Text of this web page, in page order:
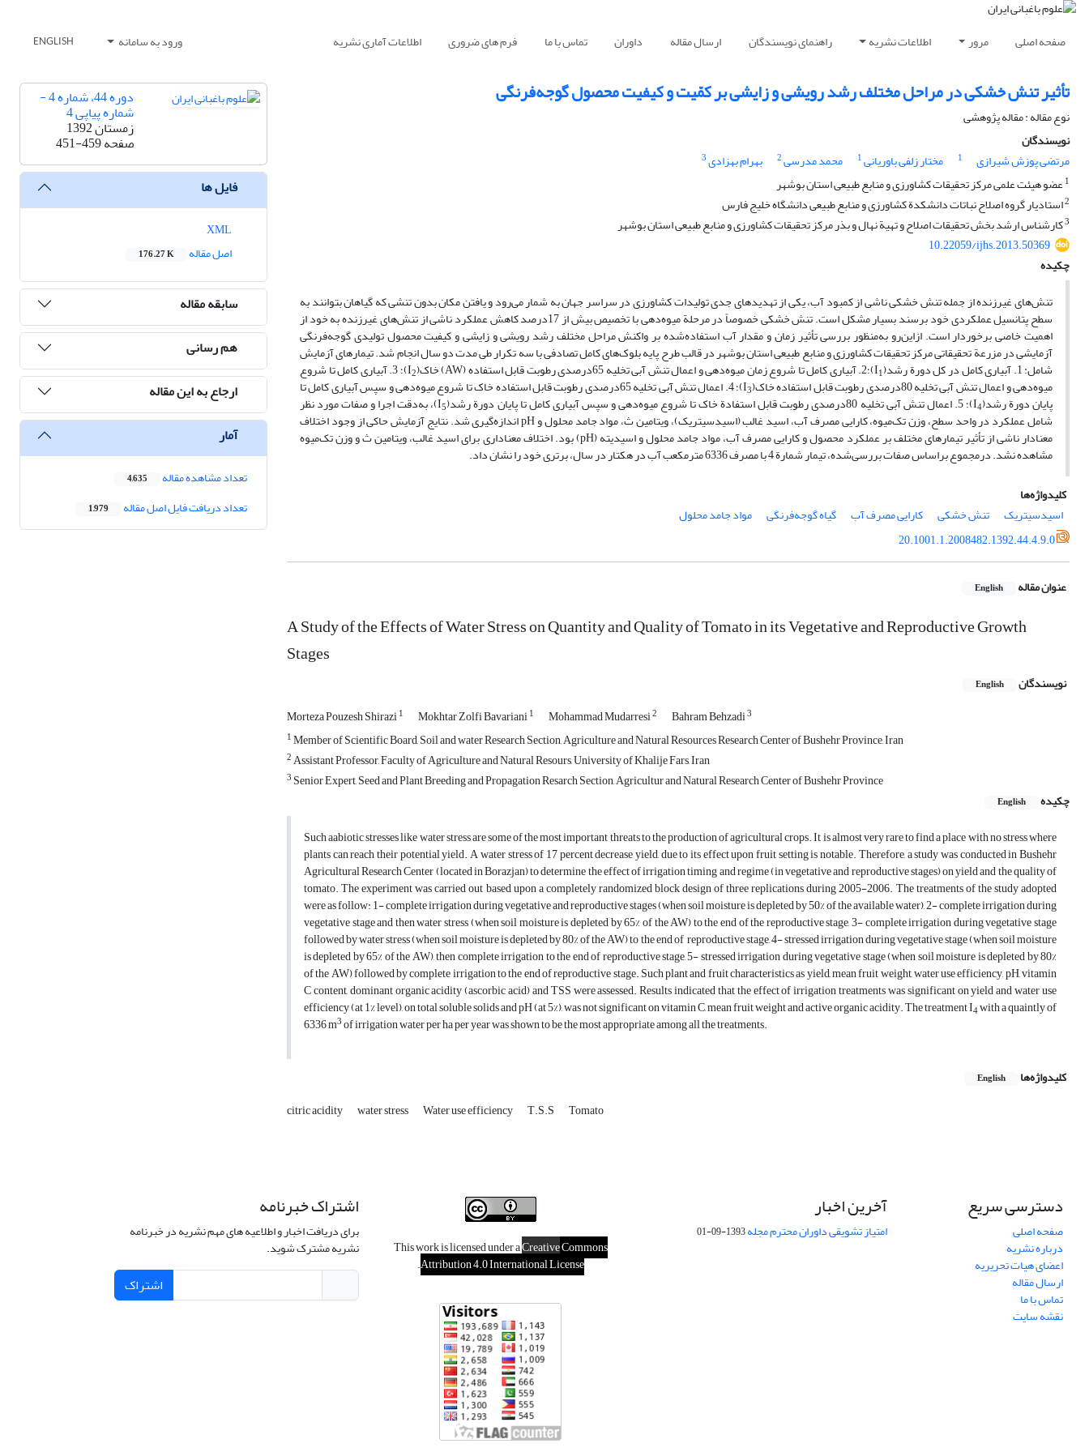
صفحه اصلی مرور اطلاعات نشریه راهنمای نویسندگان ارسال مقاله داوران تماس با ما فرم های ضروری اطلاعات آماری نشریه ورود به سامانه ENGLISH
تأثیر تنش خشکی در مراحل مختلف رشد رویشی و زایشی بر کمّیت و کیفیت محصول گوجه‌فرنگی
نوع مقاله : مقاله پژوهشی
نویسندگان
مرتضی پوزش شیرازی
1 مختار زلفی باوریانی1 محمد مدرسی2 بهرام بهزادی3
1عضو هیئت علمی مرکز تحقیقات کشاورزی و منابع طبیعی استان بوشهر
2استادیار گروه اصلاح نباتات دانشکدة کشاورزی و منابع طبیعی دانشگاه خلیج فارس
3کارشناس ارشد بخش تحقیقات اصلاح و تهیة نهال و بذر مرکز تحقیقات کشاورزی و منابع طبیعی استان بوشهر
10.22059/ijhs.2013.50369
چکیده
تنش‌های غیرزنده از جمله تنش خشکی ناشی از کمبود آب، یکی از تهدیدهای جدی تولیدات کشاورزی در سراسر جهان به شمار می‌رود و یافتن مکان بدون تنشی که گیاهان بتوانند به
سطح پتانسیل عملکردی خود برسند بسیار مشکل است. تنش خشکی خصوصاً در مرحلة میوه‌دهی با تخصیص بیش از 17درصد کاهش عملکرد ناشی از تنش‌های غیرزنده به خود از
اهمیت خاصی برخوردار است. از‌این‌رو به‌منظور بررسی تأثیر زمان و مقدار آب استفاده‌شده بر واکنش مراحل مختلف رشد رویشی و زایشی و کیفیت محصول تولیدی گوجه‌فرنگی
آزمایشی در مزرعة تحقیقاتی مرکز تحقیقات کشاورزی و منابع طبیعی استان بوشهر در قالب طرح پایه ‌بلوک‌های کامل تصادفی با سه تکرار طی مدت دو سال انجام شد. تیمارهای آزمایش
شامل: 1. آبیاری کامل در کل دورة رشد(I 1 )؛2. آبیاری کامل تا شروع زمان میوه‌دهی و اعمال تنش آبی تخلیه 65‌درصدی رطوبت قابل استفاده (AW) خاک(I 2 )؛ 3. آبیاری کامل تا شروع
میوه‌دهی و اعمال تنش آبی تخلیه 80‌درصدی رطوبت قابل استفاده خاک(I 3 )؛ 4. اعمال تنش آبی تخلیه 65‌درصدی رطوبت قابل استفاده خاک تا شروع میوه‌دهی و سپس آبیاری کامل تا
پایان دورة رشد(I4 )؛ 5. اعمال تنش آبی تخلیه 80‌درصدی رطوبت قابل استفادة خاک تا شروع میوه‌دهی و سپس آبیاری کامل تا پایان دورة رشد(I 5 )، به‌دقت اجرا و صفات مورد نظر
شامل عملکرد در واحد سطح، وزن تک‌میوه، کارایی مصرف آب، اسید غالب (اسید‌سیتریک)، ویتامین ث، مواد جامد محلول و pH اندازه‌گیری ‌شد. نتایج آزمایش حاکی از وجود اختلاف
معنادار ناشی از تأثیر تیمارهای مختلف بر عملکرد محصول و کارایی مصرف آب، مواد جامد محلول و اسیدیته (pH) بود. اختلاف معناداری برای اسید غالب، ویتامین ث و وزن تک‌میوه
مشاهده نشد. درمجموع براساس صفات بررسی‌‌شده، تیمار شمارة 4 با مصرف 6336 متر‌مکعب آب در هکتار در سال، برتری خود را نشان داد.
کلیدواژه‌ها
اسید‌سیتریک
تنش خشکی کارایی مصرف آب گیاه گوجه‌فرنگی
مواد جامد محلول
20.1001.1.2008482.1392.44.4.9.0
عنوان مقاله English
A Study of the Effects of Water Stress on Quantity and Quality of Tomato in its Vegetative and Reproductive Growth
Stages
نویسندگان English
Morteza Pouzesh Shirazi1 Mokhtar Zolfi Bavariani1 Mohammad Mudarresi2 Bahram Behzadi3
1Member of Scientific Board, Soil and water Research Section, Agriculture and Natural Resources Research Center of Bushehr Province, Iran
2Assistant Professor, Faculty of Agriculture and Natural Resours, University of Khalije Fars, Iran
3 Senior Expert, Seed and Plant Breeding and Propagation Resarch Section, Agricultur and Natural Research Center of Bushehr Province
چکیده
English
Such aabiotic stresses like water stress are some of the most important threats to the production of agricultural crops. It is almost very rare to find a place with no stress where
plants can reach their potential yield. A water stress of 17 percent decrease yield, due to its effect upon fruit setting is notable. Therefore, a study was conducted in Bushehr
Agricultural Research Center (located in Borazjan) to determine the effect of irrigation timing and regime (in vegetative and reproductive stages) on yield and the quality of
tomato. The experiment was carried out based upon a completely randomized block design of three replications during 2005-2006. The treatments of the study adopted
were as follow: 1- complete irrigation during vegetative and reproductive stages (when soil moisture is depleted by 50% of the available water), 2- complete irrigation during
vegetative stage and then water stress (when soil moisture is depleted by 65% of the AW) to the end of the reproductive stage, 3- complete irrigation during vegetative stage
followed by water stress (when soil moisture is depleted by 80% of the AW) to the end of reproductive stage, 4- stressed irrigation during vegetative stage (when soil moisture
is depleted by 65% of the AW), then complete irrigation to the end of reproductive stage, 5- stressed irrigation during vegetative stage (when soil moisture is depleted by 80%
of the AW) followed by complete irrigation to the end of reproductive stage. Such plant and fruit characteristics as yield, mean fruit weight, water use efficiency, pH, vitamin
C content, dominant organic acidity (ascorbic acid) and TSS were assessed. Results indicated that the effect of irrigation treatments was significant on yield and water use
efficiency (at 1% level), on total soluble solids and pH (at 5%), was not significant on vitamin C, mean fruit weight and active organic acidity. The treatment I4with a quaintly of
6336 m3of irrigation water per ha per year was shown to be the most appropriate among all the treatments.
کلیدواژه‌ها English
citric acidity water stress Water use efficiency T.S.S Tomato
دوره 44، شماره 4 -
شماره پیاپی 4
زمستان 1392
صفحه451-459
فایل ها
اصل مقاله
176.27 K
سابقه مقاله
هم رسانی
ارجاع به این مقاله
آمار
تعداد مشاهده مقاله 4,635
تعداد دریافت فایل اصل مقاله 1,979
دسترسی سریع
صفحه اصلی
درباره نشریه
اعضای هیات تحریریه
ارسال مقاله
تماس با ما
نقشه سایت
آخرین اخبار
امتیاز تشویقی داوران محترم مجله1393-09-01
This work is licensed under aCreativeCommons
Attribution 4.0 International License
.
اشتراک خبرنامه
برای دریافت اخبار و اطلاعیه های مهم نشریه در خبرنامه
نشریه مشترک شوید.
اشتراک